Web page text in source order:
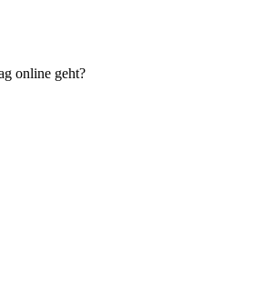
online geht?